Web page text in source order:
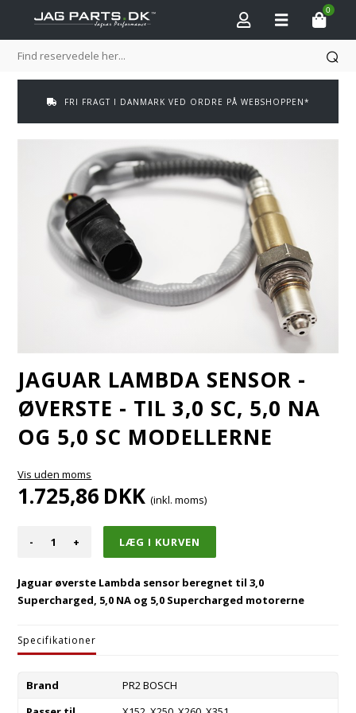
0
FRI FRAGT I DANMARK VED ORDRE PÅ WEBSHOPPEN*
JAGUAR LAMBDA SENSOR -
ØVERSTE - TIL 3,0 SC, 5,0 NA
OG 5,0 SC MODELLERNE
Vis uden moms
1.725,86 DKK (inkl. moms)
- +
Jaguar øverste Lambda sensor beregnet til 3,0
Supercharged, 5,0 NA og 5,0 Supercharged motorerne
Specifikationer
Brand
PR2 BOSCH